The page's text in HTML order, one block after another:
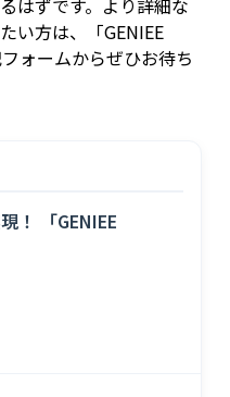
い方は、「GENIEE
ォームからぜひお待ち
！ 「GENIEE